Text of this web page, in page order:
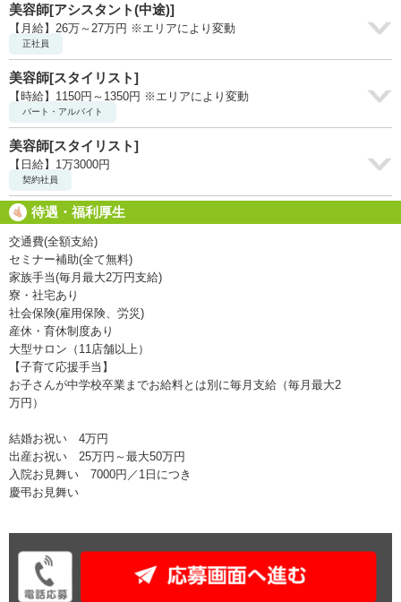
美容師[アシスタント(中途)]
【月給】26万～27万円 ※エリアにより変動
正社員
美容師[スタイリスト]
【時給】1150円～1350円 ※エリアにより変動
パート・アルバイト
美容師[スタイリスト]
【日給】1万3000円
契約社員
待遇・福利厚生
交通費(全額支給)
セミナー補助(全て無料)
家族手当(毎月最大2万円支給)
寮・社宅あり
社会保険(雇用保険、労災)
産休・育休制度あり
大型サロン（11店舗以上）
【子育て応援手当】
お子さんが中学校卒業までお給料とは別に毎月支給（毎月最大2
万円）
結婚お祝い 4万円
出産お祝い 25万円～最大50万円
入院お見舞い 7000円／1日につき
慶弔お見舞い